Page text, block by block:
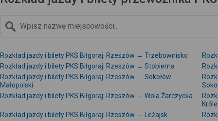
Rozkład jazdy i bilety PKS Biłgoraj: Rzeszów → Trzebownisko
Rozkład jazdy i bilety PKS Biłgoraj: Rzeszów → Stobierna
Rozkład jazdy i bilety PKS Biłgoraj: Rzeszów → Sokołów
Małopolski
Rozkład jazdy i bilety PKS Biłgoraj: Rzeszów → Wola Żarczycka
Rozkład jazdy i bilety PKS Biłgoraj: Rzeszów → Leżajsk